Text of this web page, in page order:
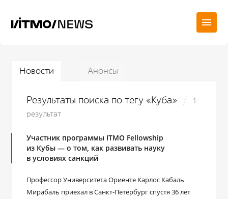
Новости Анонсы
Результаты поиска по тегу «Куба»
1
результат
Участник программы ITMO Fellowship
из Кубы — о том, как развивать науку
в условиях санкций
Профессор Университета Ориенте Карлос Кабаль
Мирабаль приехал в Санкт-Петербург спустя 36 лет